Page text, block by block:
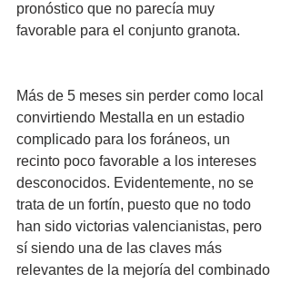
pronóstico que no parecía muy
favorable para el conjunto granota.
Más de 5 meses sin perder como local
convirtiendo Mestalla en un estadio
complicado para los foráneos, un
recinto poco favorable a los intereses
desconocidos. Evidentemente, no se
trata de un fortín, puesto que no todo
han sido victorias valencianistas, pero
sí siendo una de las claves más
relevantes de la mejoría del combinado